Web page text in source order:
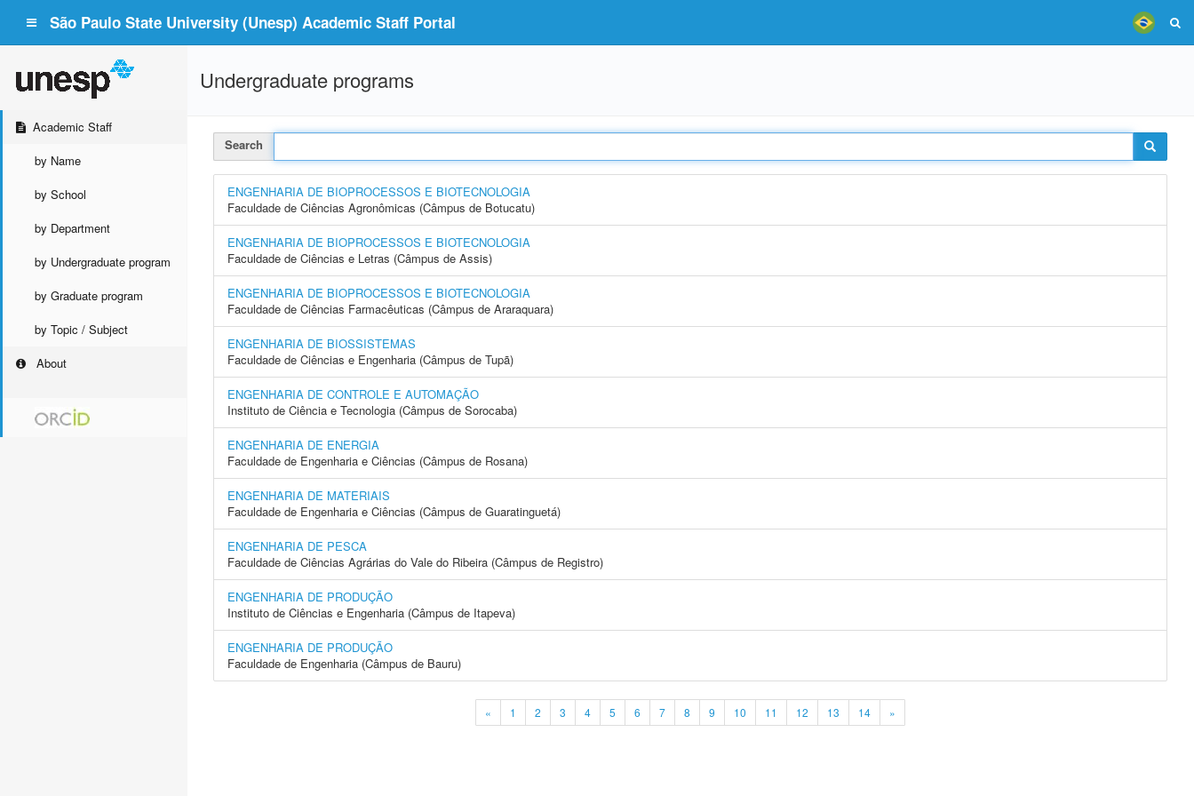
São Paulo State University (Unesp) Academic Staff Portal
Academic Staff
by Name
by School
by Department
by Undergraduate program
by Graduate program
by Topic / Subject
About
Undergraduate programs
Search
ENGENHARIA DE BIOPROCESSOS E BIOTECNOLOGIA
Faculdade de Ciências Agronômicas (Câmpus de Botucatu)
ENGENHARIA DE BIOPROCESSOS E BIOTECNOLOGIA
Faculdade de Ciências e Letras (Câmpus de Assis)
ENGENHARIA DE BIOPROCESSOS E BIOTECNOLOGIA
Faculdade de Ciências Farmacêuticas (Câmpus de Araraquara)
ENGENHARIA DE BIOSSISTEMAS
Faculdade de Ciências e Engenharia (Câmpus de Tupã)
ENGENHARIA DE CONTROLE E AUTOMAÇÃO
Instituto de Ciência e Tecnologia (Câmpus de Sorocaba)
ENGENHARIA DE ENERGIA
Faculdade de Engenharia e Ciências (Câmpus de Rosana)
ENGENHARIA DE MATERIAIS
Faculdade de Engenharia e Ciências (Câmpus de Guaratinguetá)
ENGENHARIA DE PESCA
Faculdade de Ciências Agrárias do Vale do Ribeira (Câmpus de Registro)
ENGENHARIA DE PRODUÇÃO
Instituto de Ciências e Engenharia (Câmpus de Itapeva)
ENGENHARIA DE PRODUÇÃO
Faculdade de Engenharia (Câmpus de Bauru)
« 1 2 3 4 5 6 7 8 9 10 11 12 13 14 »